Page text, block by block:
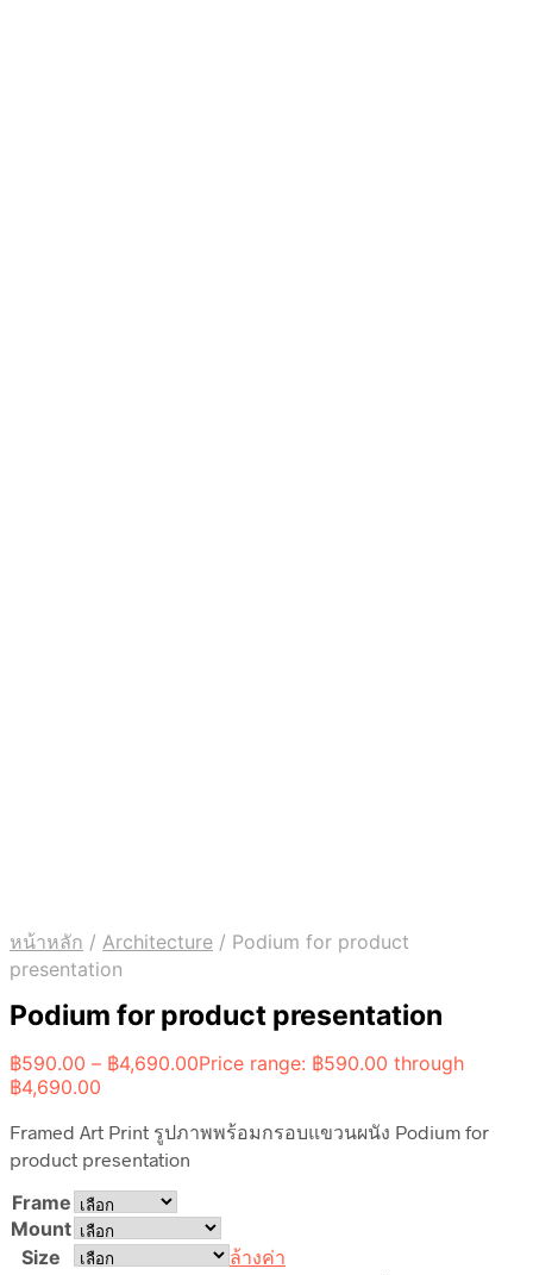
หน้าหลัก / Architecture / Podium for product
presentation
Podium for product presentation
฿590.00 – ฿4,690.00Price range: ฿590.00 through
฿4,690.00
Framed Art Print รูปภาพพร้อมกรอบแขวนผนัง Podium for
product presentation
Frame
Mount
Size
ล้างค่า